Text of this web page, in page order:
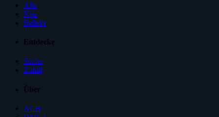
Alle
Neu
Beliebt
Entdecke
Suche
Zufall
Über
AGB